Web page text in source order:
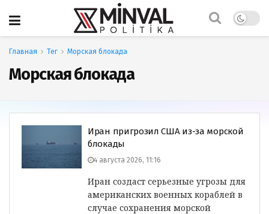
Главная Тег Морская блокада
Морская блокада
Иран пригрозил США из-за морской
блокады
4 августа 2026, 11:16
Иран создаст серьезные угрозы для
американских военных кораблей в
случае сохранения морской